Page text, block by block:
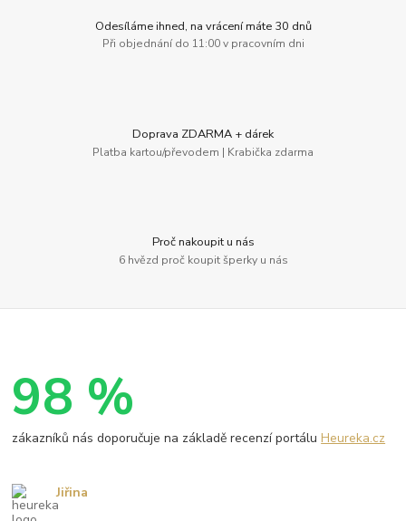
Odesíláme ihned, na vrácení máte 30 dnů
Při objednání do 11:00 v pracovním dni
Doprava ZDARMA + dárek
Platba kartou/převodem | Krabička zdarma
Proč nakoupit u nás
6 hvězd proč koupit šperky u nás
98 %
zákazníků nás doporučuje na základě recenzí portáluHeureka.cz
Jiřina